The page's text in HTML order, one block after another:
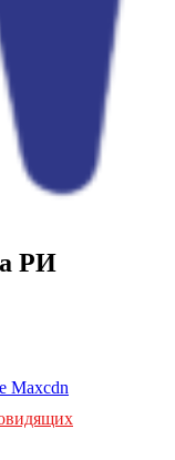
РИ
Maxcdn